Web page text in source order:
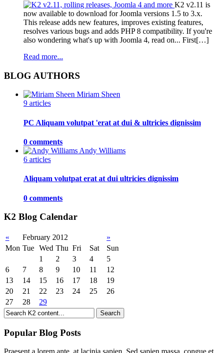
K2 v2.11 is
now available to download for Joomla versions 1.5 to 3.x.
This release adds new features, improves existing features,
resolves various bugs and adds PHP 8 compatibility. If you're
also wondering what's up with Joomla 4, read on... First[…]
Read more...
BLOG AUTHORS
Miriam Sheen
9 articles
PC Aliquam volutpat 'erat at dui & ultricies dignissim
0 comments
Andy Williams
6 articles
Aliquam volutpat erat at dui ultricies dignissim
0 comments
K2 Blog Calendar
« February 2012
»
Mon Tue Wed Thu Fri Sat
Sun
1
2 3 4
5
6
7 8 9 10 11
12
13
14 15 16 17 18
19
20
21 22 23 24 25
26
27
28 29
Popular Blog Posts